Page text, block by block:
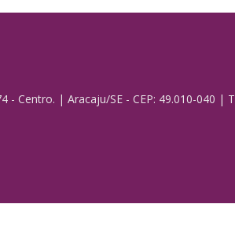
- Centro. | Aracaju/SE - CEP: 49.010-040 |